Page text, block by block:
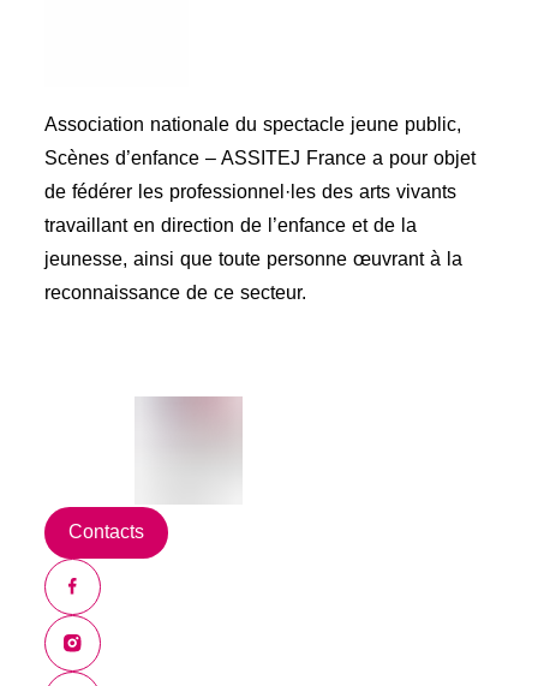
Association nationale du spectacle jeune public,
Scènes d’enfance – ASSITEJ France a pour objet
de fédérer les professionnel·les des arts vivants
travaillant en direction de l’enfance et de la
jeunesse, ainsi que toute personne œuvrant à la
reconnaissance de ce secteur.
Contacts